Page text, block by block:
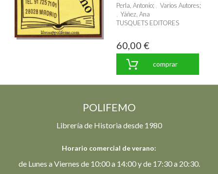
Perla, Antonio; Varios Autores;
Yáñez, Ana
TUSQUETS EDITORES
60,00 €
comprar
POLIFEMO
Librería de Historia desde 1980
Horario comercial de verano:
de Lunes a Viernes de 10:00 a 14:00 y de 17:30 a 20:30.